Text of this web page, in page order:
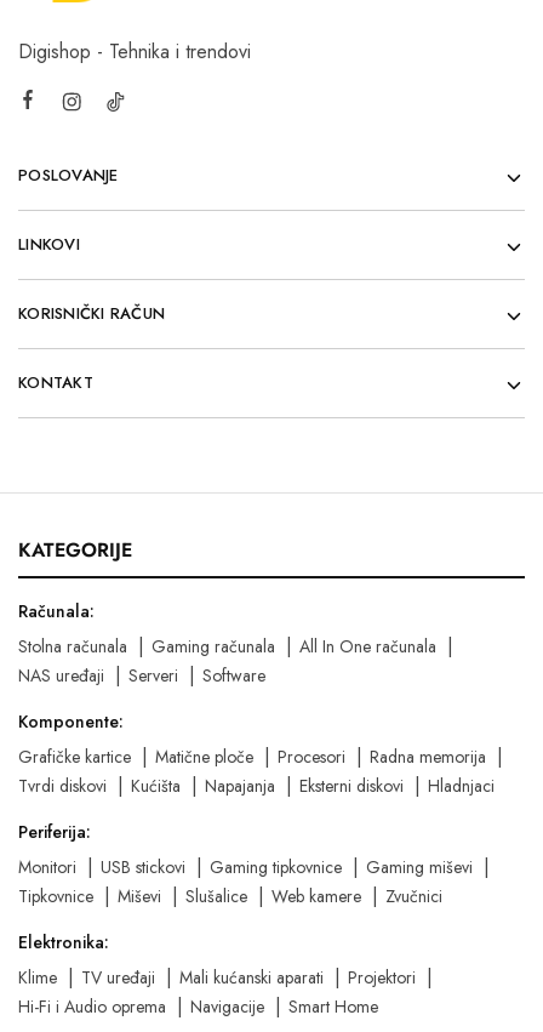
Digishop - Tehnika i trendovi
POSLOVANJE
LINKOVI
KORISNIČKI RAČUN
KONTAKT
KATEGORIJE
Računala:
Stolna računala
Gaming računala
All In One računala
NAS uređaji
Serveri
Software
Komponente:
Grafičke kartice
Matične ploče Procesori
Radna memorija
Tvrdi diskovi
Kućišta Napajanja Eksterni diskovi
Hladnjaci
Periferija:
Monitori
USB stickovi Gaming tipkovnice
Gaming miševi
Tipkovnice
Miševi Slušalice Web kamere
Zvučnici
Elektronika:
Klime
TV uređaji Mali kućanski aparati
Projektori
Hi-Fi i Audio oprema
Navigacije Smart Home